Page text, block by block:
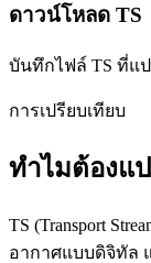
ดาวน์โหลด TS
บันทึกไฟล์ TS ที่แ
การเปรียบเทียบ
ทำไมต้องแป
TS (Transport
อากาศแบบดิจิทัล